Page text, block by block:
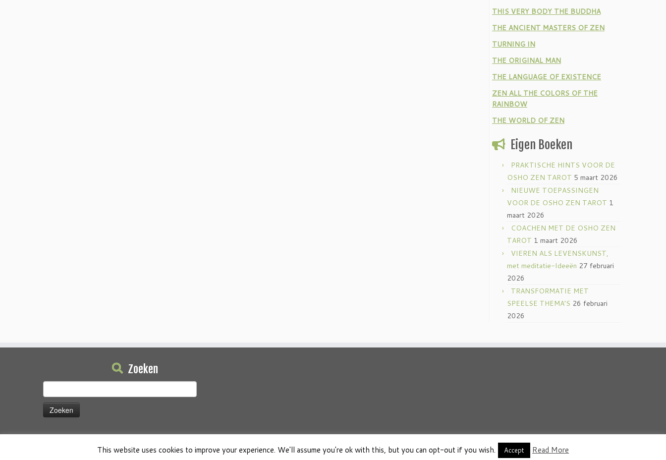
THIS VERY BODY THE BUDDHA
THE ANCIENT MASTERS OF ZEN
TURNING IN
THE ORIGINAL MAN
THE LANGUAGE OF EXISTENCE
ZEN ALL THE COLORS OF THE
RAINBOW
THE WORLD OF ZEN
Eigen Boeken
PRAKTISCHE HINTS VOOR DE
OSHO ZEN TAROT 5 maart 2026
NIEUWE TOEPASSINGEN
VOOR DE OSHO ZEN TAROT 1
maart 2026
COACHEN MET DE OSHO ZEN
TAROT 1 maart 2026
VIEREN ALS LEVENSKUNST,
met meditatie-Ideeën 27 februari
2026
TRANSFORMATIE MET
SPEELSE THEMA’S 26 februari
2026
Zoeken
naar:
·© 2026 Osho Boeken Besproken·Aangeboden door ·Ontworpen met deCustomizr thema ·
This website uses cookies to improve your experience. We'll assume you're ok with this, but you can opt-out if you wish. Accept Read More